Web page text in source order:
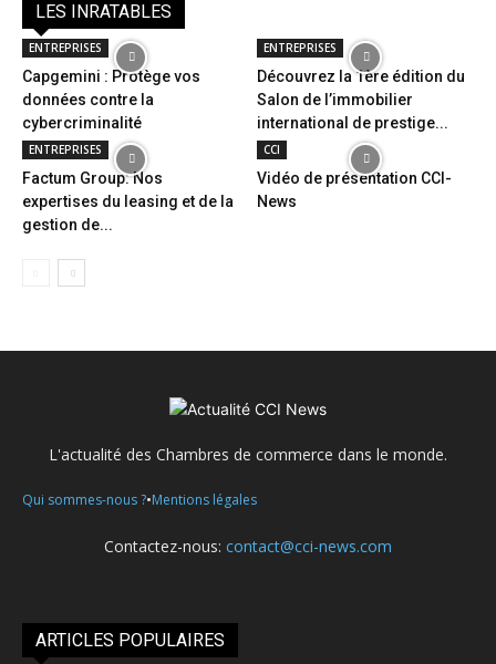
LES INRATABLES
ENTREPRISES
Capgemini : Protège vos
données contre la
cybercriminalité
ENTREPRISES
Découvrez la 1ère édition du
Salon de l’immobilier
international de prestige...
ENTREPRISES
Factum Group: Nos
expertises du leasing et de la
gestion de...
CCI
Vidéo de présentation CCI-
News
L'actualité des Chambres de commerce dans le monde.
Qui sommes-nous ?•Mentions légales
Contactez-nous: contact@cci-news.com
ARTICLES POPULAIRES